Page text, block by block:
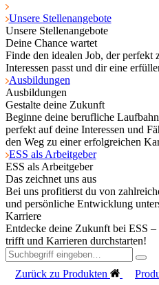
Unsere Stellenangebote
Unsere Stellenangebote
Deine Chance wartet
Finde den idealen Job, der perfekt
Interessen passt und dir eine
Ausbildungen
Ausbildungen
Gestalte deine Zukunft
Beginne deine berufliche
perfekt auf deine Interessen und
den Weg zu einer erfolgreichen
ESS als Arbeitgeber
ESS als Arbeitgeber
Das zeichnet uns aus
Bei uns profitierst du von
und persönliche Entwicklung
Karriere
Entdecke deine Zukunft bei ESS
trifft und Karrieren durchstarten!
Zurück zu Produkten